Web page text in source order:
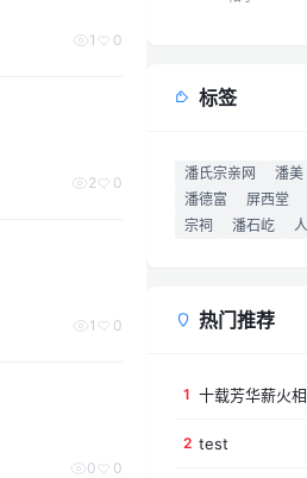
1 0
2 0
1 0
0 0
标签
潘氏宗亲网 潘美
潘德富
屏西堂
宗祠
潘石屹
热门推荐
1 十载芳华薪火
2 test